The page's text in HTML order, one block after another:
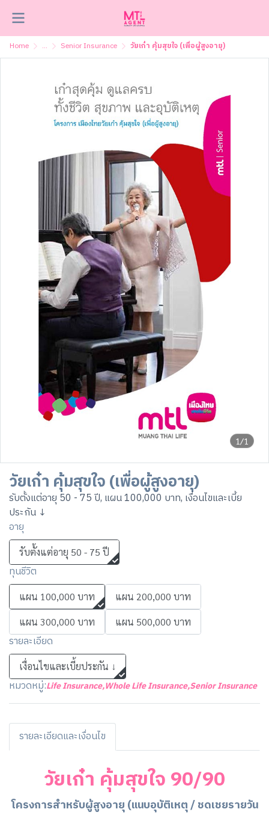
Home ... Senior Insurance วัยเก๋า คุ้มสุขใจ (เพื่อผู้สูงอายุ)
1/1
วัยเก๋า คุ้มสุขใจ (เพื่อผู้สูงอายุ)
รับตั้งแต่อายุ 50 - 75 ปี, แผน 100,000 บาท, เงื่อนไขและเบี้ย
ประกัน ↓
อายุ
รับตั้งแต่อายุ 50 - 75 ปี
ทุนชีวิต
แผน 100,000 บาท
แผน 200,000 บาท
แผน 300,000 บาท
แผน 500,000 บาท
รายละเอียด
เงื่อนไขและเบี้ยประกัน ↓
หมวดหมู่:Life Insurance,Whole Life Insurance,Senior Insurance
รายละเอียดและเงื่อนไข
วัยเก๋า คุ้มสุขใจ 90/90
โครงการสำหรับผู้สูงอายุ (แนบอุบัติเหตุ / ชดเชยรายวัน